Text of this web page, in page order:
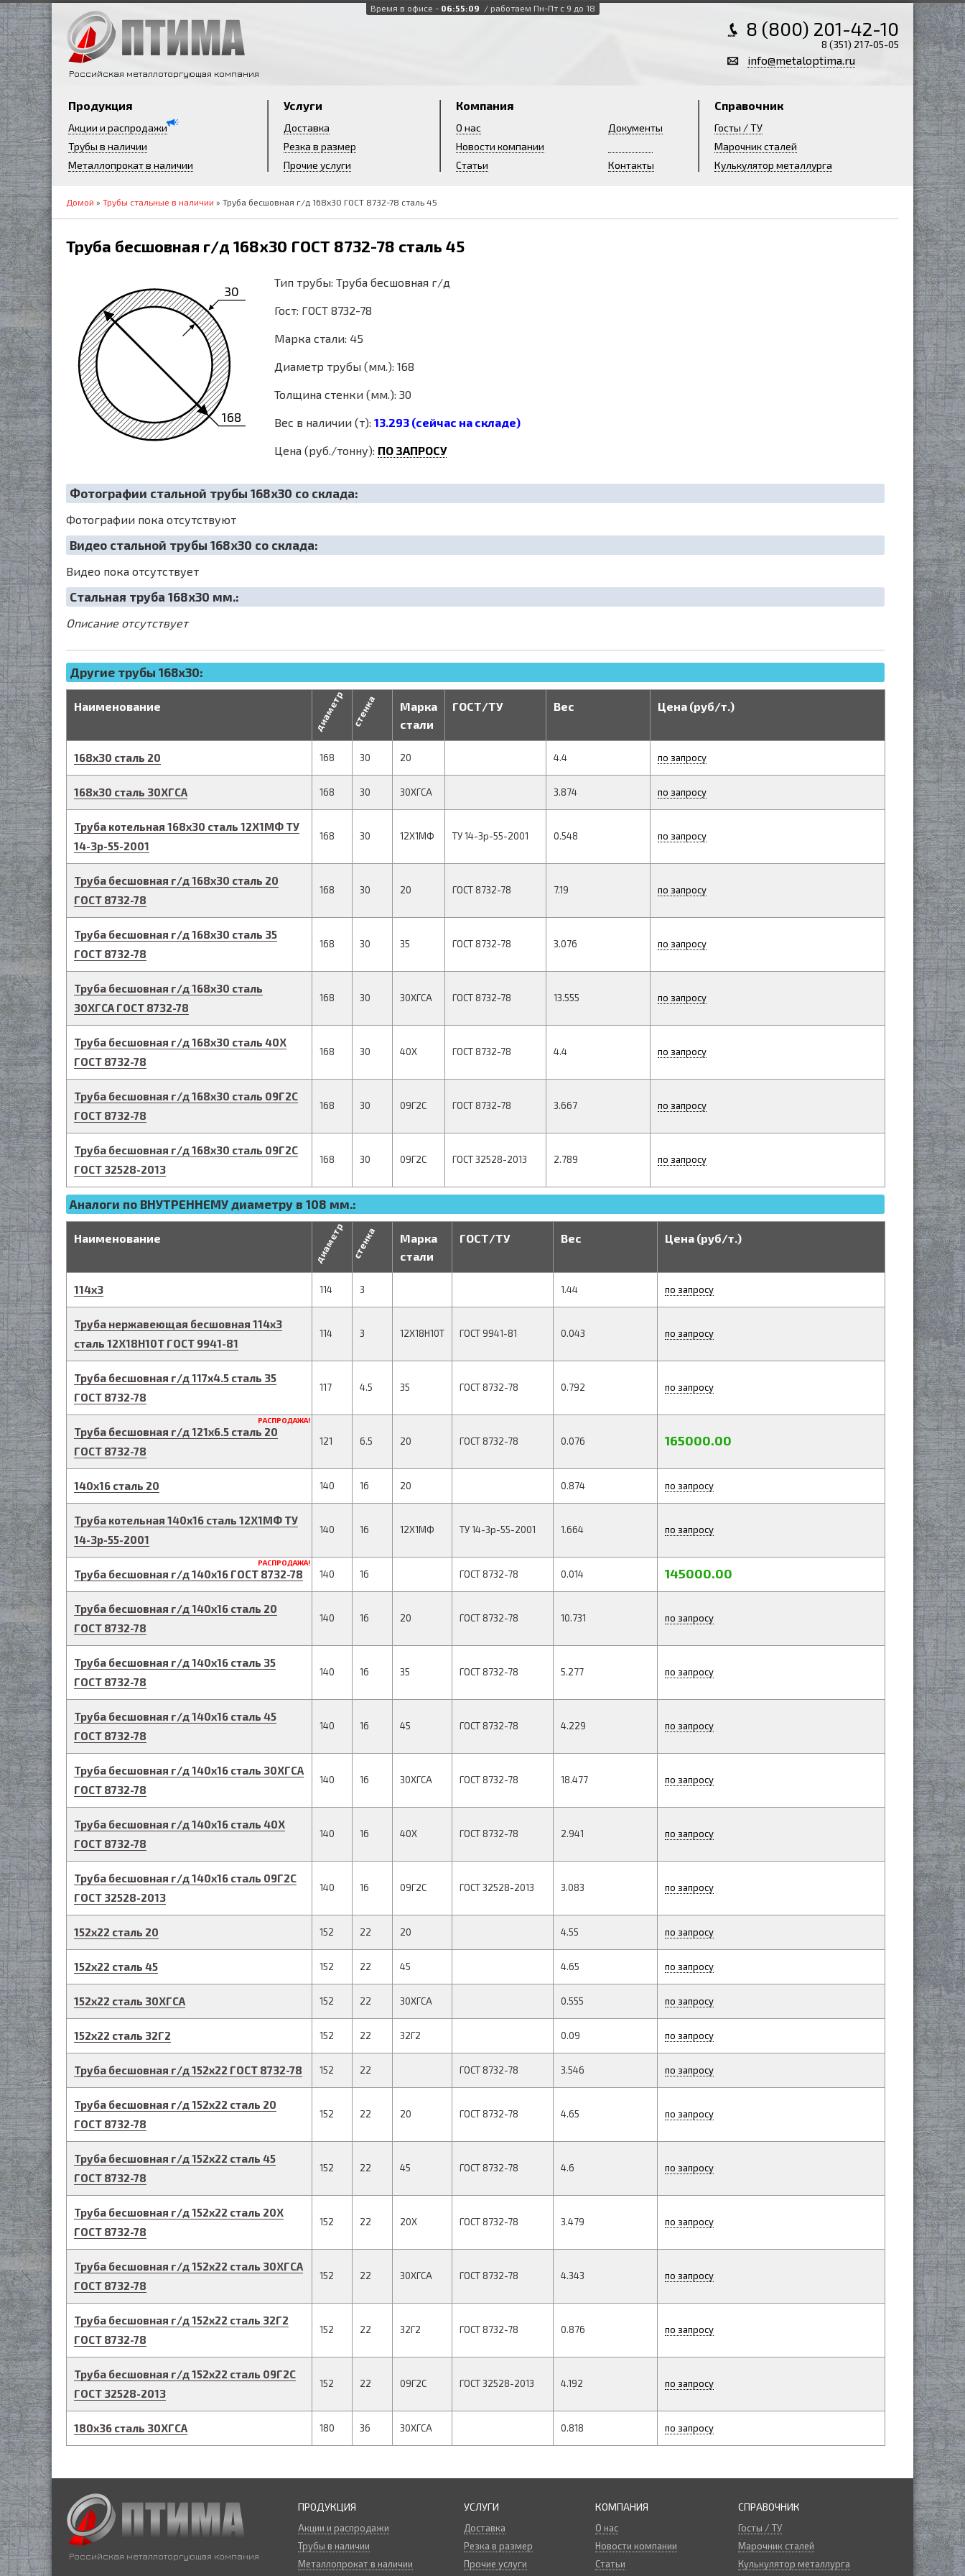
Время в офисе - 06:55:10 / работаем Пн-Пт с 9 до 18
Российская металлоторгующая компания
8 (800) 201-42-10
8 (351) 217-05-05
info@metaloptima.ru
Продукция
Акции и распродажи
Трубы в наличии
Металлопрокат в наличии
Услуги
Доставка
Резка в размер
Прочие услуги
Компания
О нас
Новости компании
Статьи
Документы
Контакты
Справочник
Госты / ТУ
Марочник сталей
Кулькулятор металлурга
Домой » Трубы стальные в наличии » Труба бесшовная г/д 168х30 ГОСТ 8732-78 сталь 45
Труба бесшовная г/д 168х30 ГОСТ 8732-78 сталь 45
168
30
Тип трубы: Труба бесшовная г/д
Гост: ГОСТ 8732-78
Марка стали: 45
Диаметр трубы (мм.): 168
Толщина стенки (мм.): 30
Вес в наличии (т): 13.293 (сейчас на складе)
Цена (руб./тонну): ПО ЗАПРОСУ
Фотографии стальной трубы 168х30 со склада:
Фотографии пока отсутствуют
Видео стальной трубы 168х30 со склада:
Видео пока отсутствует
Cтальная труба 168х30 мм.:
Описание отсутствует
Другие трубы 168x30:
Наименование диаметр стенка
Марка
стали
ГОСТ/ТУ Вес Цена (руб/т.)
168х30 сталь 20 168 30 20 4.4 по запросу
168х30 сталь 30ХГСА 168 30 30ХГСА 3.874 по запросу
Труба котельная 168х30 сталь 12Х1МФ ТУ
14-3р-55-2001
168 30 12Х1МФ ТУ 14-3р-55-2001 0.548 по запросу
Труба бесшовная г/д168х30 сталь 20
ГОСТ 8732-78
168 30 20 ГОСТ 8732-78 7.19 по запросу
Труба бесшовная г/д168х30 сталь 35
ГОСТ 8732-78
168 30 35 ГОСТ 8732-78 3.076 по запросу
Труба бесшовная г/д168х30 сталь
30ХГСА ГОСТ 8732-78
168 30 30ХГСА ГОСТ 8732-78 13.555 по запросу
Труба бесшовная г/д168х30 сталь 40Х
ГОСТ 8732-78
168 30 40Х ГОСТ 8732-78 4.4 по запросу
Труба бесшовная г/д168х30 сталь 09Г2С
ГОСТ 8732-78
168 30 09Г2С ГОСТ 8732-78 3.667 по запросу
Труба бесшовная г/д168х30 сталь 09Г2С
ГОСТ 32528-2013
168 30 09Г2С ГОСТ 32528-2013 2.789 по запросу
Аналоги по ВНУТРЕННЕМУ диаметру в 108 мм.:
Наименование диаметр стенка
Марка
стали
ГОСТ/ТУ Вес Цена (руб/т.)
114х3 114 3 1.44 по запросу
Труба нержавеющая бесшовная 114х3
сталь 12Х18Н10Т ГОСТ 9941-81
114 3 12Х18Н10Т ГОСТ 9941-81 0.043 по запросу
Труба бесшовная г/д117х4.5 сталь 35
ГОСТ 8732-78
117 4.5 35 ГОСТ 8732-78 0.792 по запросу
РАСПРОДАЖА!
Труба бесшовная г/д121х6.5 сталь 20
ГОСТ 8732-78
121 6.5 20 ГОСТ 8732-78 0.076 165000.00
140х16 сталь 20 140 16 20 0.874 по запросу
Труба котельная 140х16 сталь 12Х1МФ ТУ
14-3р-55-2001
140 16 12Х1МФ ТУ 14-3р-55-2001 1.664 по запросу
РАСПРОДАЖА!
Труба бесшовная г/д140х16 ГОСТ 8732-78 140 16 ГОСТ 8732-78 0.014 145000.00
Труба бесшовная г/д140х16 сталь 20
ГОСТ 8732-78
140 16 20 ГОСТ 8732-78 10.731 по запросу
Труба бесшовная г/д140х16 сталь 35
ГОСТ 8732-78
140 16 35 ГОСТ 8732-78 5.277 по запросу
Труба бесшовная г/д140х16 сталь 45
ГОСТ 8732-78
140 16 45 ГОСТ 8732-78 4.229 по запросу
Труба бесшовная г/д140х16 сталь 30ХГСА
ГОСТ 8732-78
140 16 30ХГСА ГОСТ 8732-78 18.477 по запросу
Труба бесшовная г/д140х16 сталь 40Х
ГОСТ 8732-78
140 16 40Х ГОСТ 8732-78 2.941 по запросу
Труба бесшовная г/д140х16 сталь 09Г2С
ГОСТ 32528-2013
140 16 09Г2С ГОСТ 32528-2013 3.083 по запросу
152х22 сталь 20 152 22 20 4.55 по запросу
152х22 сталь 45 152 22 45 4.65 по запросу
152х22 сталь 30ХГСА 152 22 30ХГСА 0.555 по запросу
152х22 сталь 32Г2 152 22 32Г2 0.09 по запросу
Труба бесшовная г/д152х22 ГОСТ 8732-78 152 22 ГОСТ 8732-78 3.546 по запросу
Труба бесшовная г/д152х22 сталь 20
ГОСТ 8732-78
152 22 20 ГОСТ 8732-78 4.65 по запросу
Труба бесшовная г/д152х22 сталь 45
ГОСТ 8732-78
152 22 45 ГОСТ 8732-78 4.6 по запросу
Труба бесшовная г/д152х22 сталь 20Х
ГОСТ 8732-78
152 22 20Х ГОСТ 8732-78 3.479 по запросу
Труба бесшовная г/д152х22 сталь 30ХГСА
ГОСТ 8732-78
152 22 30ХГСА ГОСТ 8732-78 4.343 по запросу
Труба бесшовная г/д152х22 сталь 32Г2
ГОСТ 8732-78
152 22 32Г2 ГОСТ 8732-78 0.876 по запросу
Труба бесшовная г/д152х22 сталь 09Г2С
ГОСТ 32528-2013
152 22 09Г2С ГОСТ 32528-2013 4.192 по запросу
180х36 сталь 30ХГСА 180 36 30ХГСА 0.818 по запросу
Российская металлоторгующая компания
ПРОДУКЦИЯ
Акции и распродажи
Трубы в наличии
Металлопрокат в наличии
УСЛУГИ
Доставка
Резка в размер
Прочие услуги
КОМПАНИЯ
О нас
Новости компании
Статьи
СПРАВОЧНИК
Госты / ТУ
Марочник сталей
Кулькулятор металлурга